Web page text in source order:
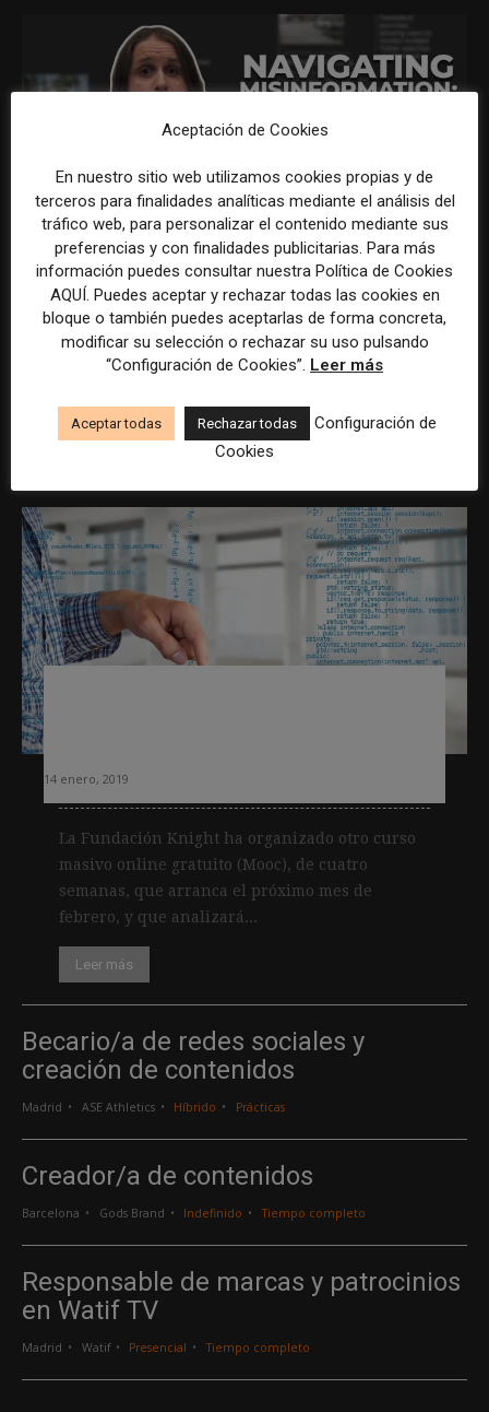
Nuevo curso gratuito del Knight
Center sobre desinformación
24 marzo, 2019
El Knight Center ha organizado un nuevo curso
masivo y abierto en línea (MOOC, por sus siglas
Leer más
14 enero, 2019
La Fundación Knight ha organizado otro curso
masivo online gratuito (Mooc), de cuatro
semanas, que arranca el próximo mes de
febrero, y que analizará...
Leer más
Becario/a de redes sociales y
creación de contenidos
Madrid ASE Athletics Híbrido Prácticas
Creador/a de contenidos
Barcelona Gods Brand Indefinido Tiempo completo
Responsable de marcas y patrocinios
en Watif TV
Madrid Watif Presencial Tiempo completo
Aceptación de Cookies
En nuestro sitio web utilizamos cookies propias y de
terceros para finalidades analíticas mediante el análisis del
tráfico web, para personalizar el contenido mediante sus
preferencias y con finalidades publicitarias. Para más
información puedes consultar nuestra Política de Cookies
AQUÍ. Puedes aceptar y rechazar todas las cookies en
bloque o también puedes aceptarlas de forma concreta,
modificar su selección o rechazar su uso pulsando
“Configuración de Cookies”. Leer más
Aceptar todas Rechazar todas
Configuración de
Cookies